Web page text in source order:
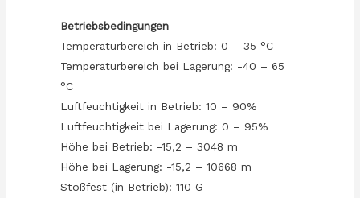
Betriebsbedingungen
Temperaturbereich in Betrieb: 0 – 35 °C
Temperaturbereich bei Lagerung: -40 – 65
°C
Luftfeuchtigkeit in Betrieb: 10 – 90%
Luftfeuchtigkeit bei Lagerung: 0 – 95%
Höhe bei Betrieb: -15,2 – 3048 m
Höhe bei Lagerung: -15,2 – 10668 m
Stoßfest (in Betrieb): 110 G